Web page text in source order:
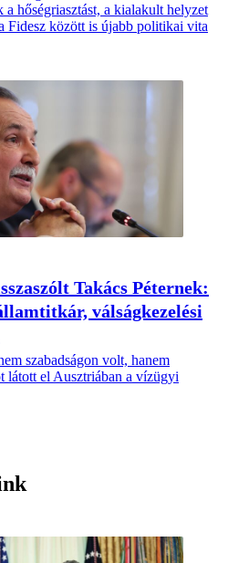
hőségriasztást, a kialakult helyzet
Fidesz között is újabb politikai vita
Takács Péternek:
válságkezelési
szabadságon volt, hanem
látott el Ausztriában a vízügyi